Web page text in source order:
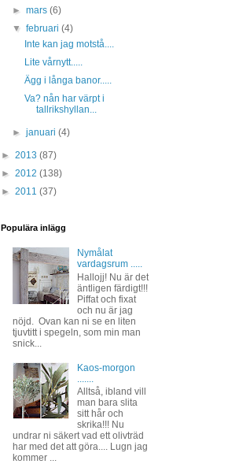
►mars(6)
▼februari(4)
Inte kan jag motstå....
Lite vårnytt.....
Ägg i långa banor.....
Va? nån har värpt i
tallrikshyllan...
►januari(4)
► 2013 (87)
► 2012 (138)
► 2011 (37)
Populära inlägg
Nymålat
vardagsrum .....
Hallojj! Nu är det
äntligen färdigt!!!
Piffat och fixat
och nu är jag
nöjd. Ovan kan ni se en liten
tjuvtitt i spegeln, som min man
snick...
Kaos-morgon
Alltså, ibland vill
man bara slita
sitt hår och
skrika!!! Nu
undrar ni säkert vad ett olivträd
har med det att göra.... Lugn jag
kommer ...